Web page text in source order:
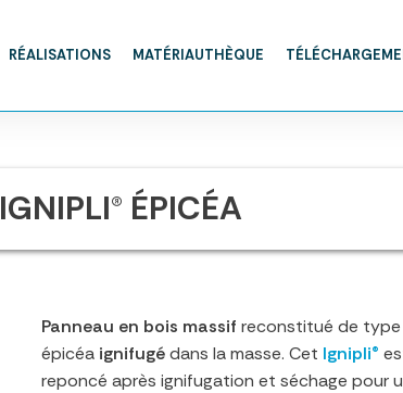
RÉALISATIONS MATÉRIAUTHÈQUE
IGNIPLI® ÉPICÉA
Panneau en bois massif reconstitué de type
épicéa ignifugédans la masse. Cet Ignipli®
reponcé après ignifugation et séchage pour